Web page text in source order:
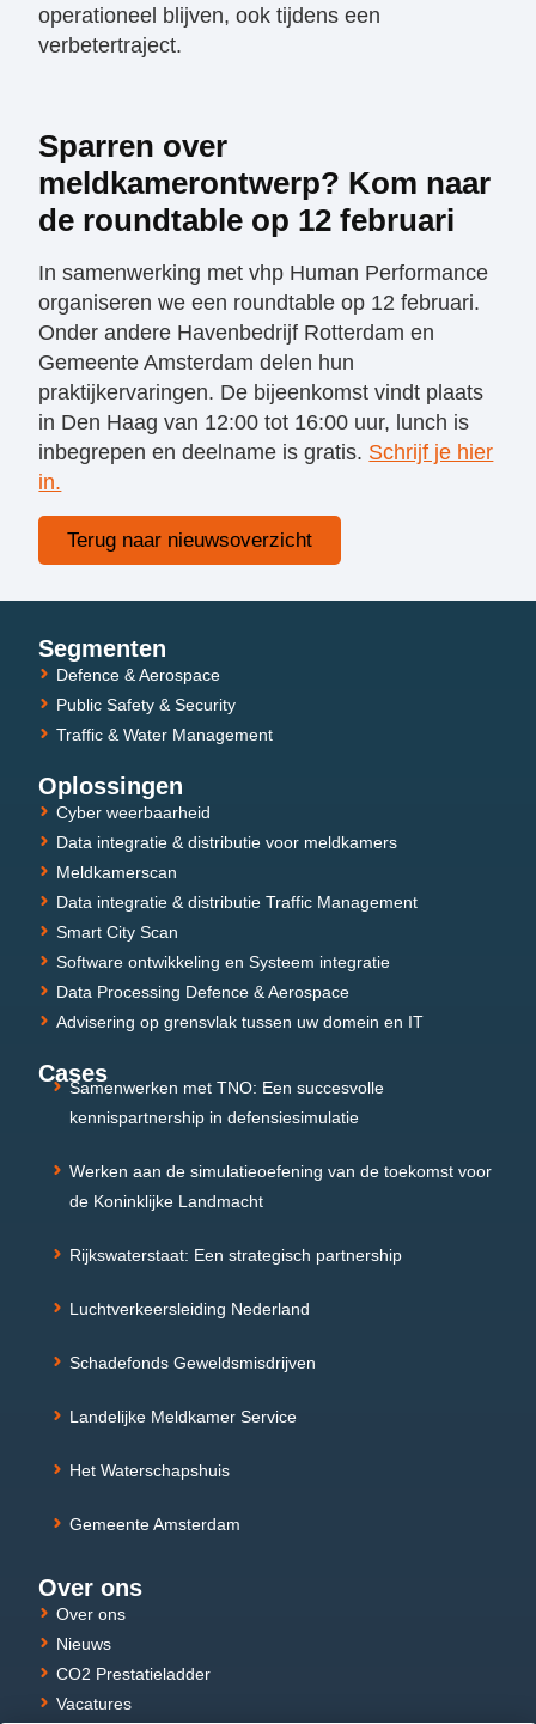
operationeel blijven, ook tijdens een
verbetertraject.
Sparren over
meldkamerontwerp? Kom naar
de roundtable op 12 februari
In samenwerking met vhp Human Performance
organiseren we een roundtable op 12 februari.
Onder andere Havenbedrijf Rotterdam en
Gemeente Amsterdam delen hun
praktijkervaringen. De bijeenkomst vindt plaats
in Den Haag van 12:00 tot 16:00 uur, lunch is
inbegrepen en deelname is gratis. Schrijf je hier
in.
Terug naar nieuwsoverzicht
Segmenten
Defence & Aerospace
Public Safety & Security
Traffic & Water Management
Oplossingen
Cyber weerbaarheid
Data integratie & distributie voor meldkamers
Meldkamerscan
Data integratie & distributie Traffic Management
Smart City Scan
Software ontwikkeling en Systeem integratie
Data Processing Defence & Aerospace
Advisering op grensvlak tussen uw domein en IT
Cases
Samenwerken met TNO: Een succesvolle
kennispartnership in defensiesimulatie
Werken aan de simulatieoefening van de toekomst voor
de Koninklijke Landmacht
Rijkswaterstaat: Een strategisch partnership
Luchtverkeersleiding Nederland
Schadefonds Geweldsmisdrijven
Landelijke Meldkamer Service
Het Waterschapshuis
Gemeente Amsterdam
Over ons
Over ons
Nieuws
CO2 Prestatieladder
Vacatures